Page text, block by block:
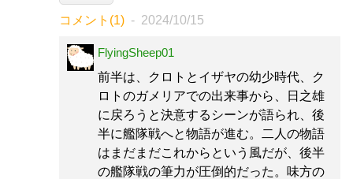
コメント(1) 2024/10/15
FlyingSheep01
前半は、クロトとイザヤの幼少時代、ク
ロトのガメリアでの出来事から、日之雄
に戻ろうと決意するシーンが語られ、後
半に艦隊戦へと物語が進む。二人の物語
はまだまだこれからという風だが、後半
の艦隊戦の筆力が圧倒的だった。味方の